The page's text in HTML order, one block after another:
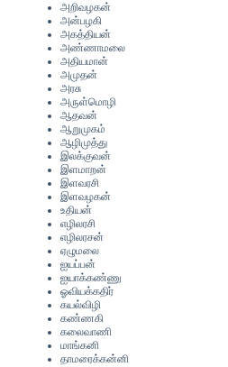
அறிவழகன்
அன்பழகி
அகத்தியன்
அண்ணாமலை
அதியமான்
அமுதன்
அரசு
அருள்மொழி
ஆதவன்
ஆறுமுகம்
ஆழிமுத்து
இலக்குவன்
இளமாறன்
இளவரசி
இளவழகன்
உதியன்
எழிலரசி
எழிலரசன்
ஏழுமலை
ஐயப்பன்
ஐயாக்கண்ணு
ஓவியக்கதிர்
கயல்விழி
கண்ணகி
கலைவாணி
மாங்கனி
தாமரைக்கன்னி